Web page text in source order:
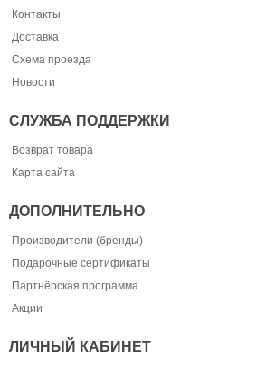
Контакты
Доставка
Схема проезда
Новости
СЛУЖБА ПОДДЕРЖКИ
Возврат товара
Карта сайта
ДОПОЛНИТЕЛЬНО
Производители (бренды)
Подарочные сертификаты
Партнёрская программа
Акции
ЛИЧНЫЙ КАБИНЕТ